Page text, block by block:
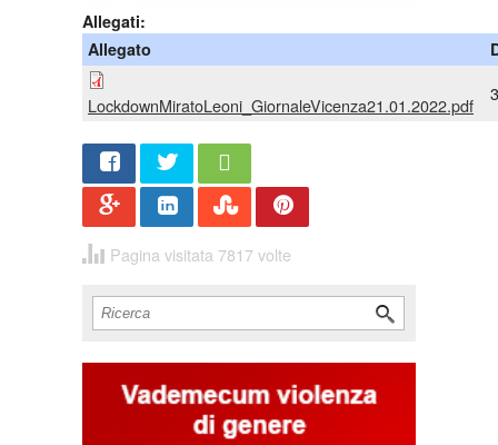
Allegati:
Allegato
LockdownMiratoLeoni_GiornaleVicenza21.01.2022.pdf
Share Twee
Pagina visitata 7817 volte
Form di ricerca
Cerca